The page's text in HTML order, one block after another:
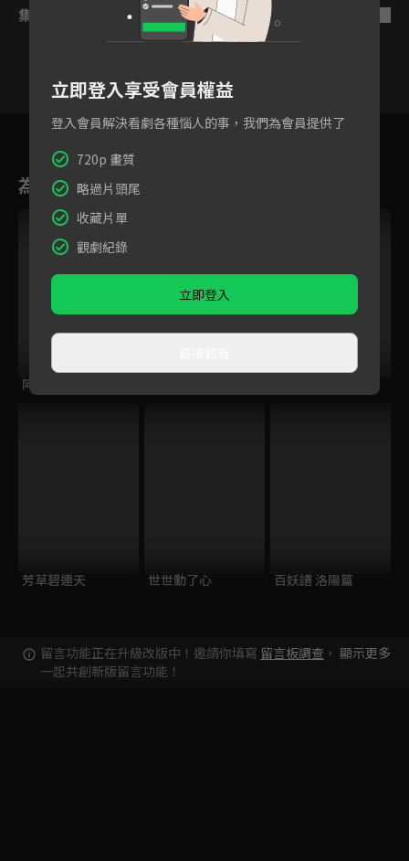
集數列表
110 111 112 113 114
為您推薦
阿芬的幸福修練
芳草碧連天 世世動了心 百妖譜 洛陽篇
留言功能正在升級改版中！邀請你填寫 留言板調查 ，
一起共創新版留言功能！
顯示更多
立即登入享受會員權益
登入會員解決看劇各種惱人的事，我們為會員提供了
720p 畫質
略過片頭尾
收藏片單
觀劇紀錄
立即登入